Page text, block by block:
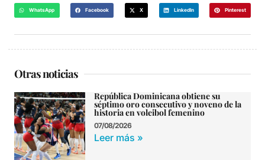
WhatsApp Facebook X LinkedIn Pinterest
Otras noticias
República Dominicana obtiene su
séptimo oro consecutivo y noveno de la
historia en voleibol femenino
07/08/2026
Leer más »